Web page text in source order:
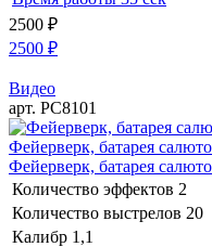
2500 ₽
2500 ₽
Видео
арт. РС8101
Фейерверк, батарея
Фейерверк, батарея
Количество эффектов 2
Количество выстрелов 20
Калибр 1,1